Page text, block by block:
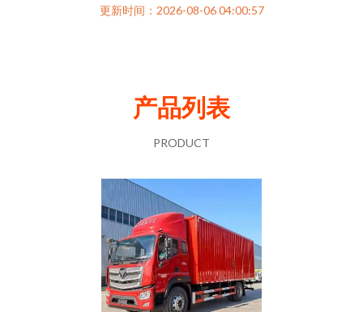
更新时间：2026-08-06 04:00:57
产品列表
PRODUCT